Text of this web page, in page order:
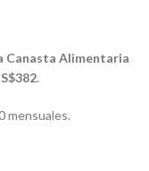
Canasta Alimentaria
.
mensuales.